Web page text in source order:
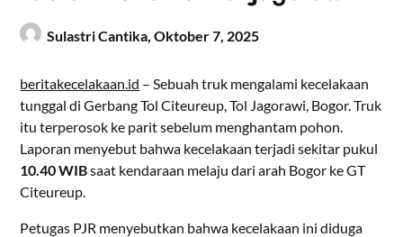
Sulastri Cantika,Oktober 7, 2025
beritakecelakaan.id – Sebuah truk mengalami kecelakaan
tunggal di Gerbang Tol Citeureup, Tol Jagorawi, Bogor. Truk
itu terperosok ke parit sebelum menghantam pohon.
Laporan menyebut bahwa kecelakaan terjadi sekitar pukul
10.40 WIBsaat kendaraan melaju dari arah Bogor ke GT
Citeureup.
Petugas PJR menyebutkan bahwa kecelakaan ini diduga